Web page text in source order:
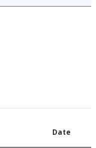
Date